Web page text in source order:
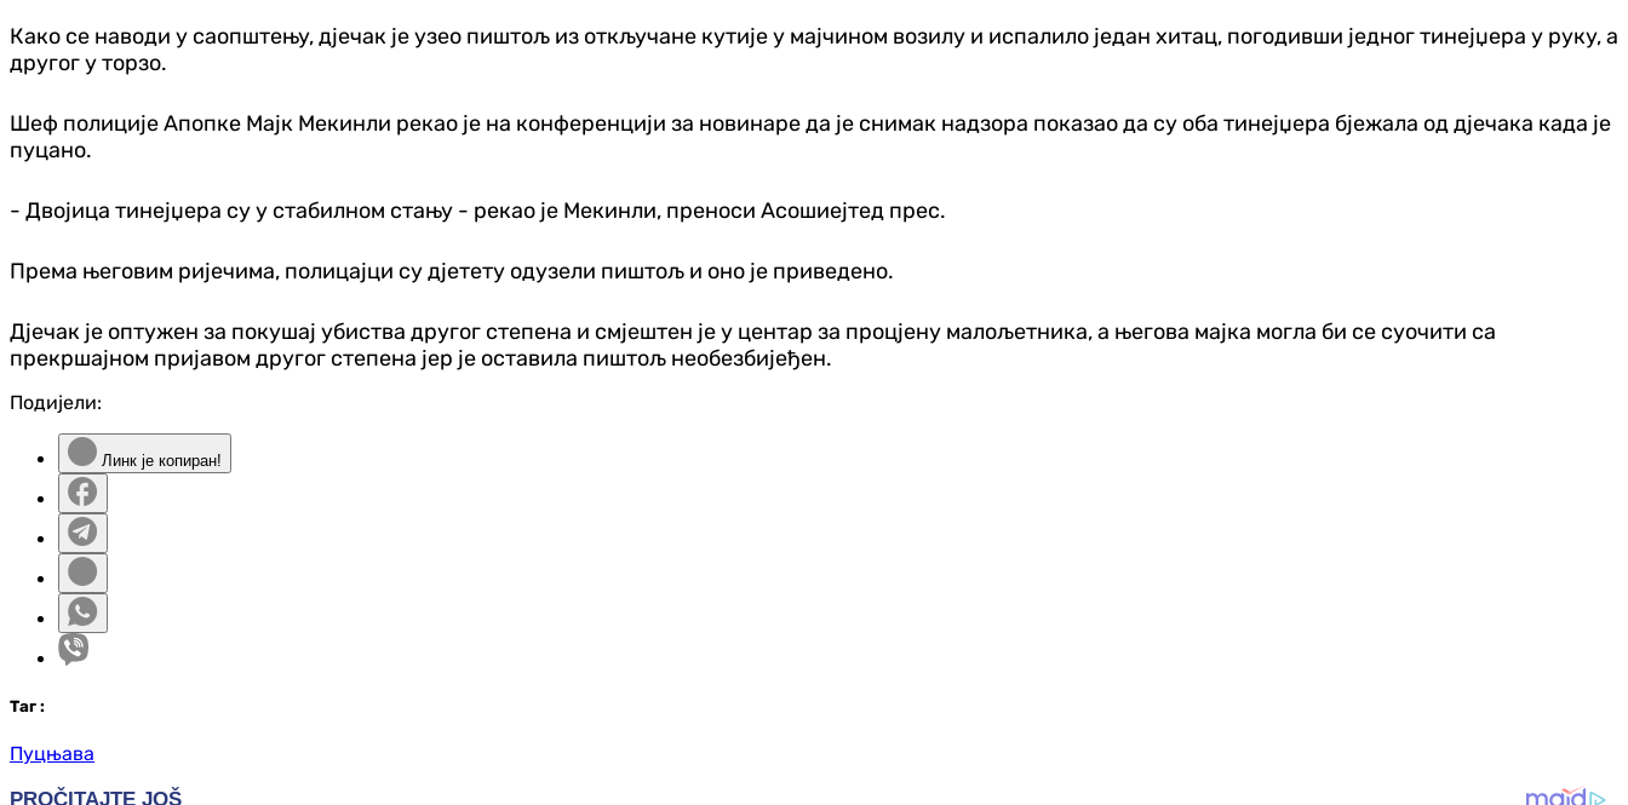
Како се наводи у саопштењу, дјечак је узео пиштољ из откључане кутије у мајчином возилу и испалило један хитац, погодивши једног тинејџера у руку, а
другог у торзо.
Шеф полиције Апопке Мајк Мекинли рекао је на конференцији за новинаре да је снимак надзора показао да су оба тинејџера бјежала од дјечака када је
пуцано.
- Двојица тинејџера су у стабилном стању - рекао је Мекинли, преноси Асошиејтед прес.
Према његовим ријечима, полицајци су дјетету одузели пиштољ и оно је приведено.
Дјечак је оптужен за покушај убиства другог степена и смјештен је у центар за процјену малољетника, а његова мајка могла би се суочити са
прекршајном пријавом другог степена јер је оставила пиштољ необезбијеђен.
Подијели:
Линк је копиран!
Таг :
Пуцњава